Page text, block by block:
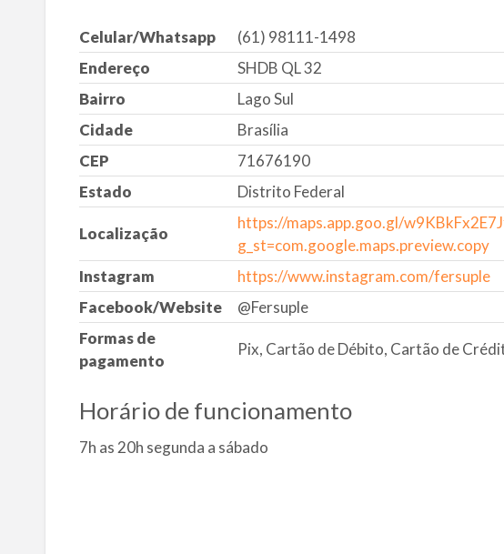
Celular/Whatsapp
(61) 98111-1498
Endereço
SHDB QL 32
Bairro
Lago Sul
Cidade
Brasília
CEP
71676190
Estado
Distrito Federal
Localização
https://maps.app.goo.gl/
g_st=com.google.maps.preview.copy
Instagram
https://www.instagram.com/fersuple
Facebook/Website
@Fersuple
Formas de
pagamento
Pix, Cartão de Débito, Cartão de
Horário de funcionamento
7h as 20h segunda a sábado